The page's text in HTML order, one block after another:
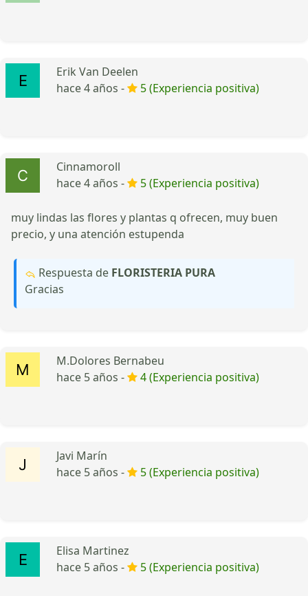
Erik Van Deelen
hace 4 años -
5 (Experiencia positiva)
Cinnamoroll
hace 4 años -
5 (Experiencia positiva)
muy lindas las flores y plantas q ofrecen, muy buen
precio, y una atención estupenda
Respuesta de FLORISTERIA PURA
Gracias
M.Dolores Bernabeu
hace 5 años -
4 (Experiencia positiva)
Javi Marín
hace 5 años -
5 (Experiencia positiva)
Elisa Martinez
hace 5 años -
5 (Experiencia positiva)